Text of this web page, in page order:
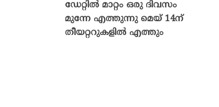
ഡേറ്റിൽ മാറ്റം ഒരു ദിവസം
മുന്നേ എത്തുന്നു മെയ് 14ന്
തീയറ്ററുകളിൽ എത്തും